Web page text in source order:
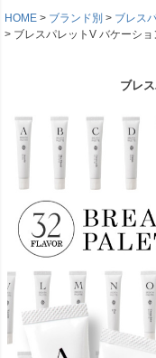
HOME
ブランド別 ブレス
ブレスパレットV バケーショ
ブレ